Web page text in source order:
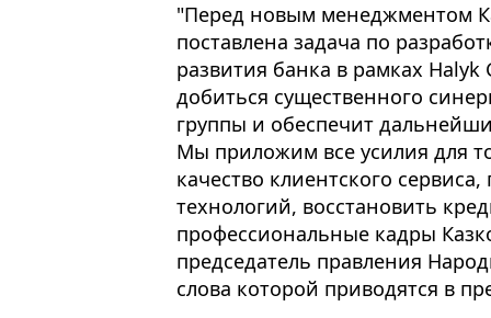
"Перед новым менеджментом
поставлена задача по
развития банка в рамках
добиться существенного
группы и обеспечит
Мы приложим все усилия для
качество клиентского
технологий, восстановить
профессиональные кадры
председатель правления
слова которой приводятся в